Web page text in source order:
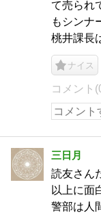
て売られ
もシンナ
桃井課長
ナイス
コメント
三日月
読友さん
以上に面
警部は人